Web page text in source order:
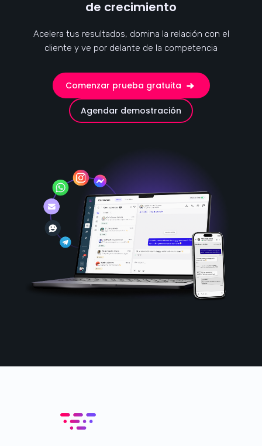
de crecimiento
Acelera tus resultados, domina la relación con el
cliente y ve por delante de la competencia
Comenzar prueba gratuita
Agendar demostración